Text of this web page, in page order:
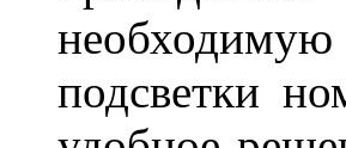
подсветки